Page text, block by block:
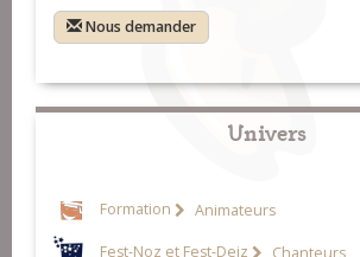
Nous demander
Univers
Formation Animateurs
Fest-Noz et Fest-Deiz Chanteurs